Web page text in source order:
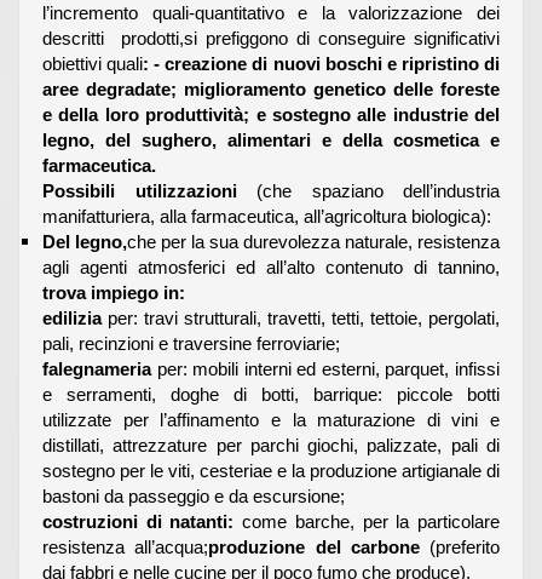
l’incremento quali-quantitativo e la valorizzazione dei
descritti prodotti,si prefiggono di conseguire significativi
obiettivi quali: - creazione di nuovi boschi e ripristino di
aree degradate; miglioramento genetico delle foreste
e della loro produttività; e sostegno alle industrie del
legno, del sughero, alimentari e della cosmetica e
farmaceutica.
Possibili utilizzazioni(che spaziano dell’industria
manifatturiera, alla farmaceutica, all’agricoltura biologica):
Del legno,che per la sua durevolezza naturale, resistenza
agli agenti atmosferici ed all’alto contenuto di tannino,
trova impiego in:
ediliziaper: travi strutturali, travetti, tetti, tettoie, pergolati,
pali, recinzioni e traversine ferroviarie;
falegnameria per: mobili interni ed esterni, parquet, infissi
e serramenti, doghe di botti, barrique: piccole botti
utilizzate per l’affinamento e la maturazione di vini e
distillati, attrezzature per parchi giochi, palizzate, pali di
sostegno per le viti, cesteriae e la produzione artigianale di
bastoni da passeggio e da escursione;
costruzioni di natanti:come barche, per la particolare
resistenza all’acqua;produzione del carbone(preferito
dai fabbri e nelle cucine per il poco fumo che produce).